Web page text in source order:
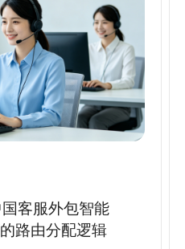
国客服外包智能
路由分配逻辑